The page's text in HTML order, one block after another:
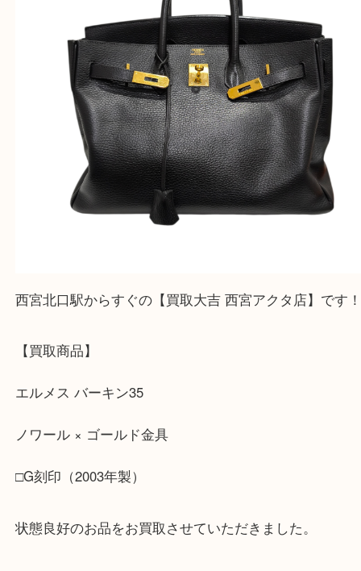
※品数が多い時・外出できない時・重い時、まとめ
しい時などにご利用下さいませ。
『大吉西宮アクタ店に来てよかった！』
と思って頂けるよう 精一杯のご案内をいたします
Facebook
Twitter
Line
エルメス バーキン35 ノワール × ゴールド金
刻印（2003年製）
公開日:2026/01/29
エルメス バーキン35 ノワール × ゴールド金具 □G刻印（2003年製）（
エルメス バッグ ブランド